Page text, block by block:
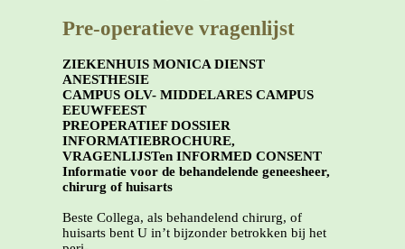
Pre-operatieve vragenlijst
ZIEKENHUIS MONICA DIENST
ANESTHESIE
CAMPUS OLV- MIDDELARES CAMPUS
EEUWFEEST
PREOPERATIEF DOSSIER
INFORMATIEBROCHURE,
VRAGENLIJSTen INFORMED CONSENT
Informatie voor de behandelende geneesheer,
chirurg of huisarts
Beste Collega, als behandelend chirurg, of
huisarts bent U in’t bijzonder betrokken bij het